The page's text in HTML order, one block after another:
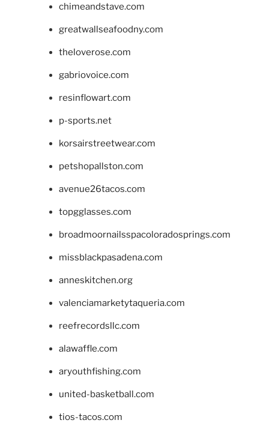
chimeandstave.com
greatwallseafoodny.com
theloverose.com
gabriovoice.com
resinflowart.com
p-sports.net
korsairstreetwear.com
petshopallston.com
avenue26tacos.com
topgglasses.com
broadmoornailsspacoloradosprings.com
missblackpasadena.com
anneskitchen.org
valenciamarketytaqueria.com
reefrecordsllc.com
alawaffle.com
aryouthfishing.com
united-basketball.com
tios-tacos.com